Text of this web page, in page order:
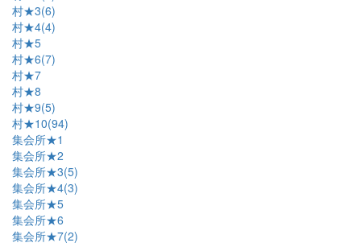
村★3(6)
村★4(4)
村★5
村★6(7)
村★7
村★8
村★9(5)
村★10(94)
集会所★1
集会所★2
集会所★3(5)
集会所★4(3)
集会所★5
集会所★6
集会所★7(2)